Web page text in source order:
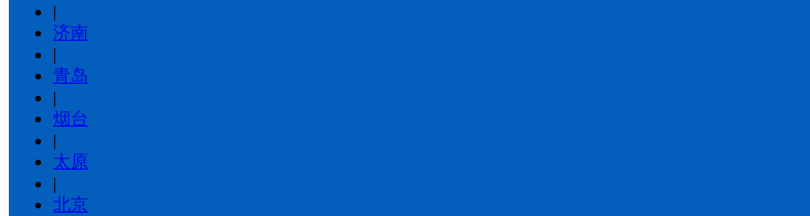
|
济南
|
青岛
|
烟台
|
太原
|
北京